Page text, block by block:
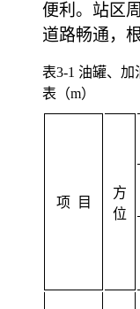
便利。站区
道路畅通，
表3-1 油罐、加
表（m）
项 目
方
位